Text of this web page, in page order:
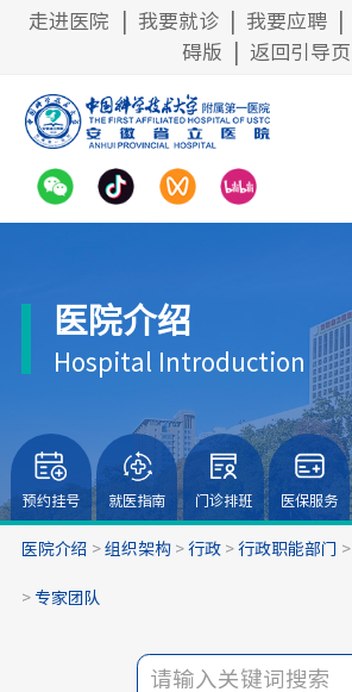
走进医院 我要就诊 我要应聘
碍版
返回引导页
医院介绍
Hospital Introduction
预约挂号 就医指南 门诊排班 医保服务
医院介绍 > 组织架构> 行政> 行政职能部门 >
> 专家团队